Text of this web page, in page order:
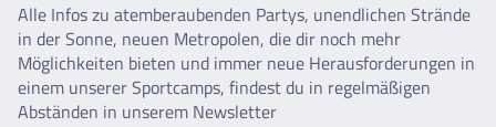
Alle Infos zu atemberaubenden Partys, unendlichen Strände
in der Sonne, neuen Metropolen, die dir noch mehr
Möglichkeiten bieten und immer neue Herausforderungen in
einem unserer Sportcamps, findest du in regelmäßigen
Abständen in unserem Newsletter